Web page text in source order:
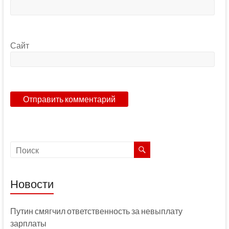
Сайт
Новости
Путин смягчил ответственность за невыплату
зарплаты